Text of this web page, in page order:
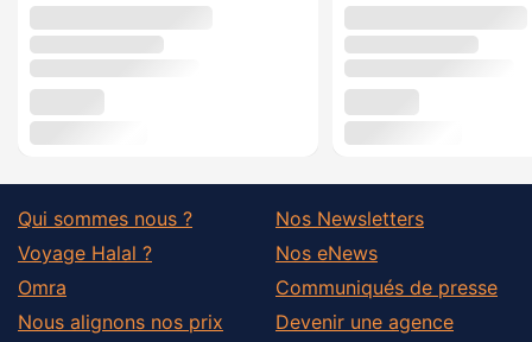
Qui sommes nous ?
Voyage Halal ?
Omra
Nous alignons nos prix
Nos Newsletters
Nos eNews
Communiqués de presse
Devenir une agence